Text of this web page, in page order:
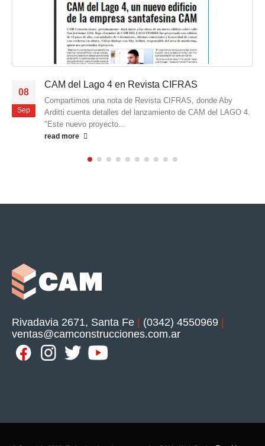
Sep
CAM del Lago 4 en Revista CIFRAS
Compartimos una nota de Revista CIFRAS, donde Aby
Arditti cuenta detalles del lanzamiento de CAM del LAGO 4.
"Este nuevo proyecto...
read more
Rivadavia 2671, Santa Fe | (0342) 4550969 |
ventas@camconstrucciones.com.ar